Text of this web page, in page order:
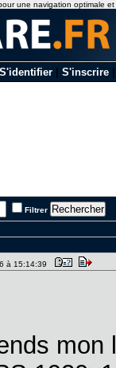
S'identifier S'inscrire
Filtrer
à 15:14:39
mon
une navigation optimale